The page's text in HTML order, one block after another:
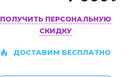
ПОЛУЧИТЬ ПЕРСОНАЛЬНУЮ
СКИДКУ
ДОСТАВИМ БЕСПЛАТНО